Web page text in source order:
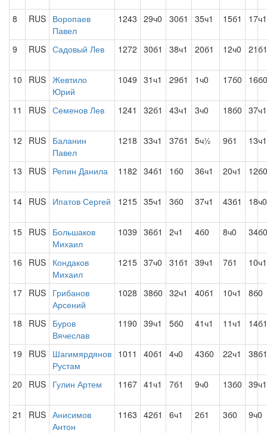
8 RUS Воропаев
Павел
1243 29ч0 30б1 35ч1 15б1 17ч1
9 RUS Садовый Лев 1272 30б1 38ч1 20б1 12ч0 21б1
10 RUS Жевтило
Юрий
1049 31ч1 29б1 1ч0 17б0 16б0
11 RUS Семенов Лев 1241 32б1 43ч1 3ч0 18б0 37ч1
12 RUS Баланин
Павел
1218 33ч1 37б1 5ч½ 9б1 13ч1
13 RUS Репин Данила 1182 34б1 1б0 36ч1 20ч1 12б0
14 RUS Ипатов Сергей 1215 35ч1 3б0 37ч1 43б1 18ч0
15 RUS Большаков
Михаил
1039 36б1 2ч1 4б0 8ч0 34б0
16 RUS Кондаков
Михаил
1215 37ч0 31б1 39ч1 7б1 10ч1
17 RUS Грибанов
Арсений
1028 38б0 32ч1 40б1 10ч1 8б0
18 RUS Буров
Вячеслав
1190 39ч1 5б0 41ч1 11ч1 14б1
19 RUS Шагимярдянов
Рустам
1011 40б1 4ч0 43б0 22ч1 38б1
20 RUS Гулин Артем 1167 41ч1 7б1 9ч0 13б0 39ч1
21 RUS Анисимов
Антон
1163 42б1 6ч1 2б1 3б0 9ч0